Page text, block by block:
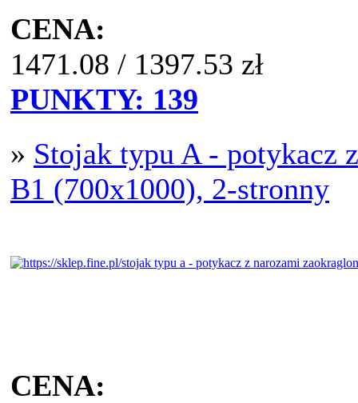
CENA:
1471.08 / 1397.53 zł
PUNKTY: 139
» Stojak typu A - potykacz
B1 (700x1000), 2-stronny
CENA: